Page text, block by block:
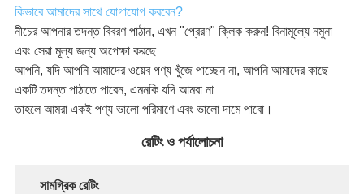
কিভাবে আমাদের সাথে যোগাযোগ করবেন?
নীচের আপনার তদন্ত বিবরণ পাঠান, এখন "প্রেরণ" ক্লিক করুন! বিনামূল্যে নমুনা
এবং সেরা মূল্য জন্য অপেক্ষা করছে
আপনি, যদি আপনি আমাদের ওয়েব পণ্য খুঁজে পাচ্ছেন না, আপনি আমাদের কাছে
একটি তদন্ত পাঠাতে পারেন, এমনকি যদি আমরা না
তাহলে আমরা একই পণ্য ভালো পরিমাণে এবং ভালো দামে পাবো।
রেটিং ও পর্যালোচনা
সামগ্রিক রেটিং